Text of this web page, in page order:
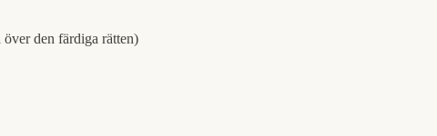
den färdiga rätten)